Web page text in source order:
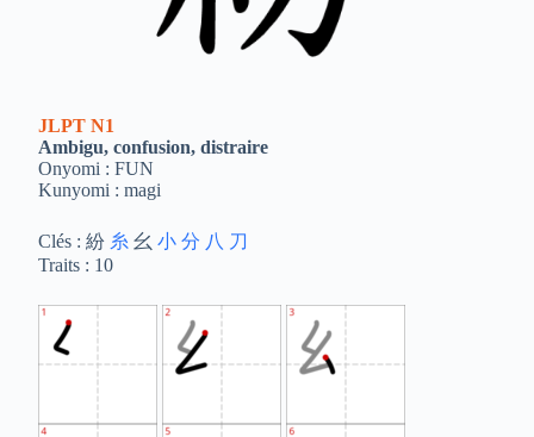
JLPT N1
Ambigu, confusion, distraire
Onyomi : FUN
Kunyomi : magi
Clés : 紛 糸 幺小 分 八 刀
Traits : 10